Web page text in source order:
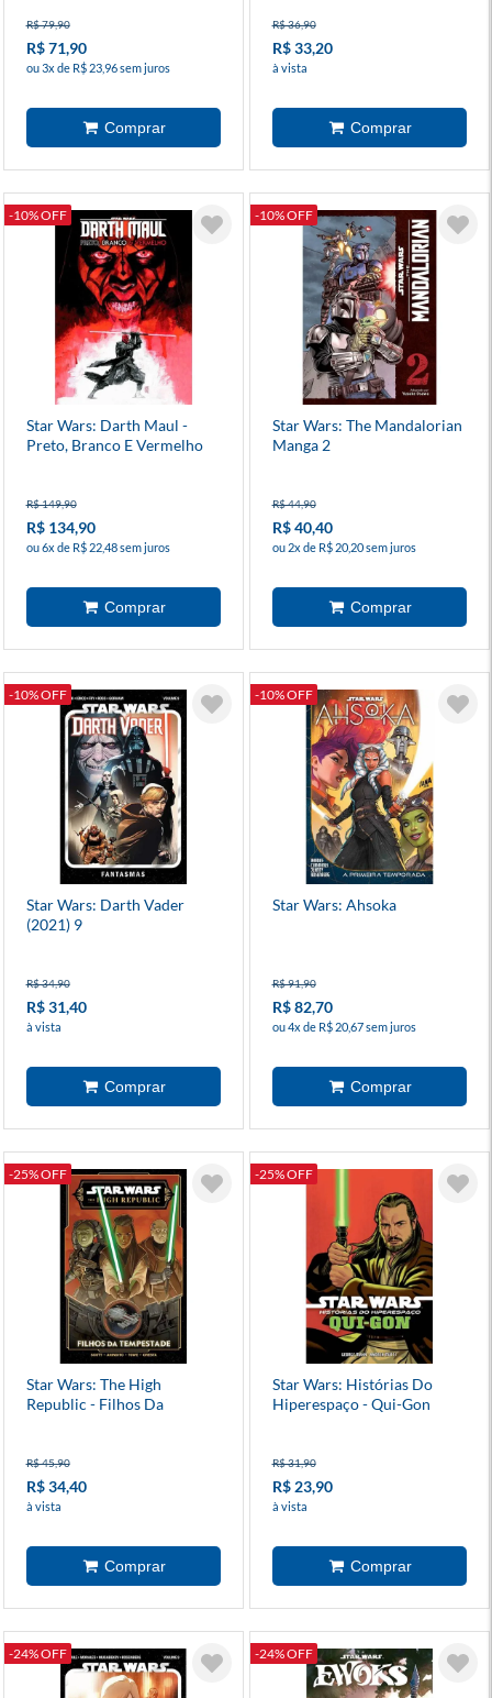
R$ 79,90
R$ 71,90
ou 3x de R$ 23,96 sem juros
R$ 36,90
R$ 33,20
à vista
-10% OFF
Star Wars: Darth Maul -
Preto, Branco E Vermelho
R$ 149,90
R$ 134,90
ou 6x de R$ 22,48 sem juros
-10% OFF
Star Wars: The Mandalorian
Manga 2
R$ 44,90
R$ 40,40
ou 2x de R$ 20,20 sem juros
-10% OFF
Star Wars: Darth Vader
(2021) 9
R$ 34,90
R$ 31,40
à vista
-10% OFF
Star Wars: Ahsoka
R$ 91,90
R$ 82,70
ou 4x de R$ 20,67 sem juros
-25% OFF
Star Wars: The High
Republic - Filhos Da
R$ 45,90
R$ 34,40
à vista
-25% OFF
Star Wars: Histórias Do
Hiperespaço - Qui-Gon
R$ 31,90
R$ 23,90
à vista
-24% OFF -24% OFF